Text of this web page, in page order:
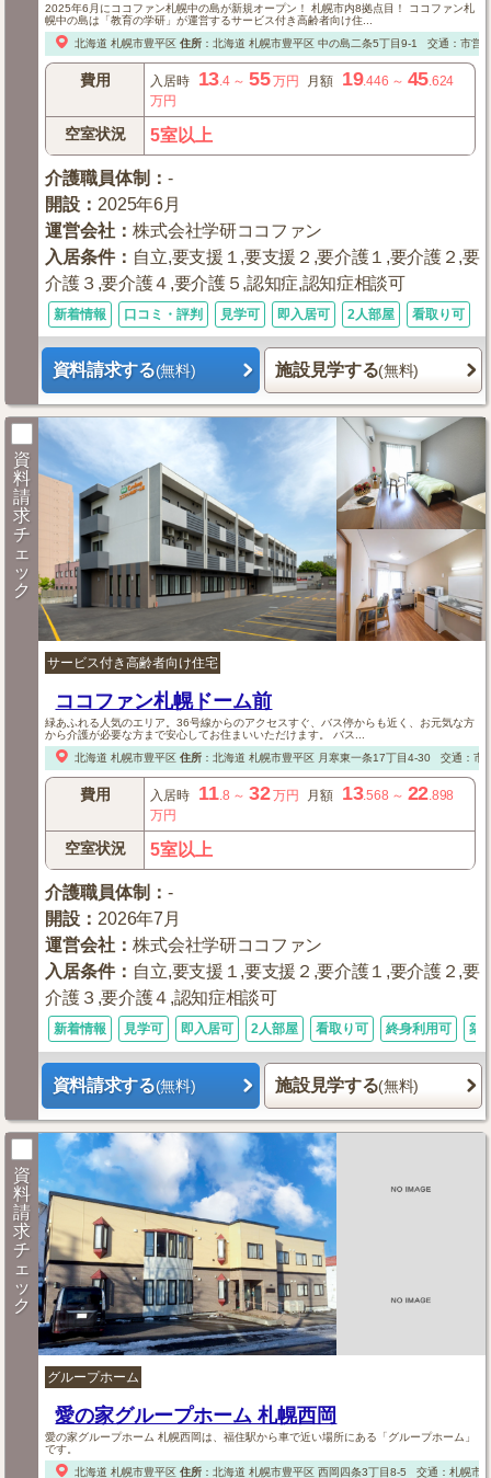
2025年6月にココファン札幌中の島が新規オープン！ 札幌市内8拠点目！ ココファン札
幌中の島は「教育の学研」が運営するサービス付き高齢者向け住...
北海道 札幌市豊平区 住所： 北海道 札幌市豊平区中の島二条5丁目9-1 交通：市営
費用 入居時 13 .4～ 55万円 月額 19.446 ～ 45 .624
万円
空室状況 5室以上
介護職員体制 ：-
開設 ： 2025年6月
運営会社 ：株式会社学研ココファン
入居条件： 自立,要支援１,要支援２,要介護１,要介護２,要
介護３,要介護４,要介護５,認知症,認知症相談可
新着情報 口コミ・評判 見学可 即入居可 2人部屋 看取り可
資料請求する(無料) 施設見学する(無料)
資
料
請
求
チ
ェ
ッ
ク
サービス付き高齢者向け住宅
ココファン札幌ドーム前
緑あふれる人気のエリア。36号線からのアクセスすぐ、バス停からも近く、お元気な方
から介護が必要な方まで安心してお住まいいただけます。 バス...
北海道 札幌市豊平区 住所： 北海道 札幌市豊平区月寒東一条17丁目4-30 交通：市
費用 入居時 11.8 ～ 32万円 月額 13.568 ～ 22.898
万円
空室状況 5室以上
介護職員体制 ：-
開設 ： 2026年7月
運営会社 ：株式会社学研ココファン
入居条件： 自立,要支援１,要支援２,要介護１,要介護２,要
介護３,要介護４,認知症相談可
新着情報 見学可 即入居可 2人部屋 看取り可 終身利用可 築
資料請求する(無料) 施設見学する(無料)
資
料
請
求
チ
ェ
ッ
ク
グループホーム
愛の家グループホーム 札幌西岡
愛の家グループホーム 札幌西岡は、福住駅から車で近い場所にある「グループホーム」
です。
北海道 札幌市豊平区 住所： 北海道 札幌市豊平区西岡四条3丁目8-5 交通：札幌市